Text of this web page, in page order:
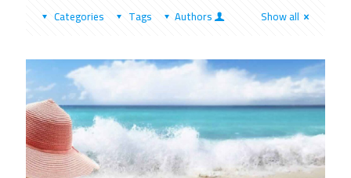
Categories Tags Authors Show all